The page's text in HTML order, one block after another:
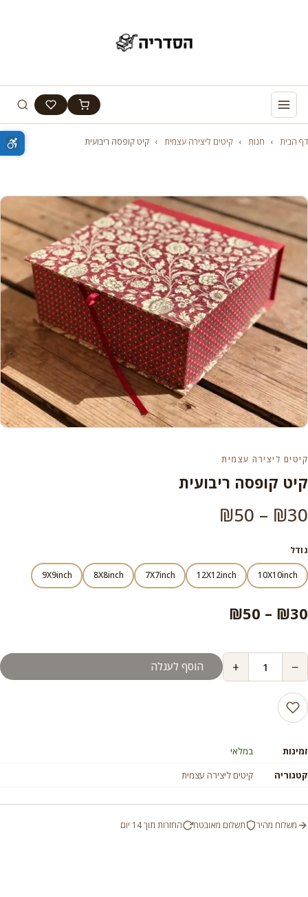
דף הבית › חנות › קיטים ליצירה עצמית › קיט קופסה ריבועית
קיטים ליצירה עצמית
קיט קופסה ריבועית
₪30
–
₪50
גודל
10X10inch
12X12inch
7X7inch
8X8inch
9X9inch
₪30
–
₪50
−
+ הוסף לעגלה
זמינות
במלאי
קטגוריה
קיטים ליצירה עצמית
משלוח מהיר תשלום מאובטח החזרות תוך 14 יום